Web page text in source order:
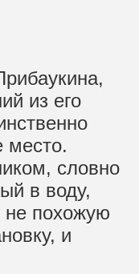
из его
место.
словно
в воду,
не похожую
и